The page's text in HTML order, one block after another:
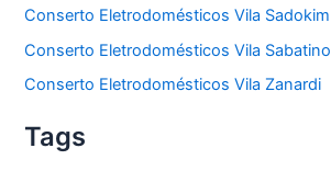
Conserto Eletrodomésticos Vila Sadokim
Conserto Eletrodomésticos Vila Sabatino
Conserto Eletrodomésticos Vila Zanardi
Tags